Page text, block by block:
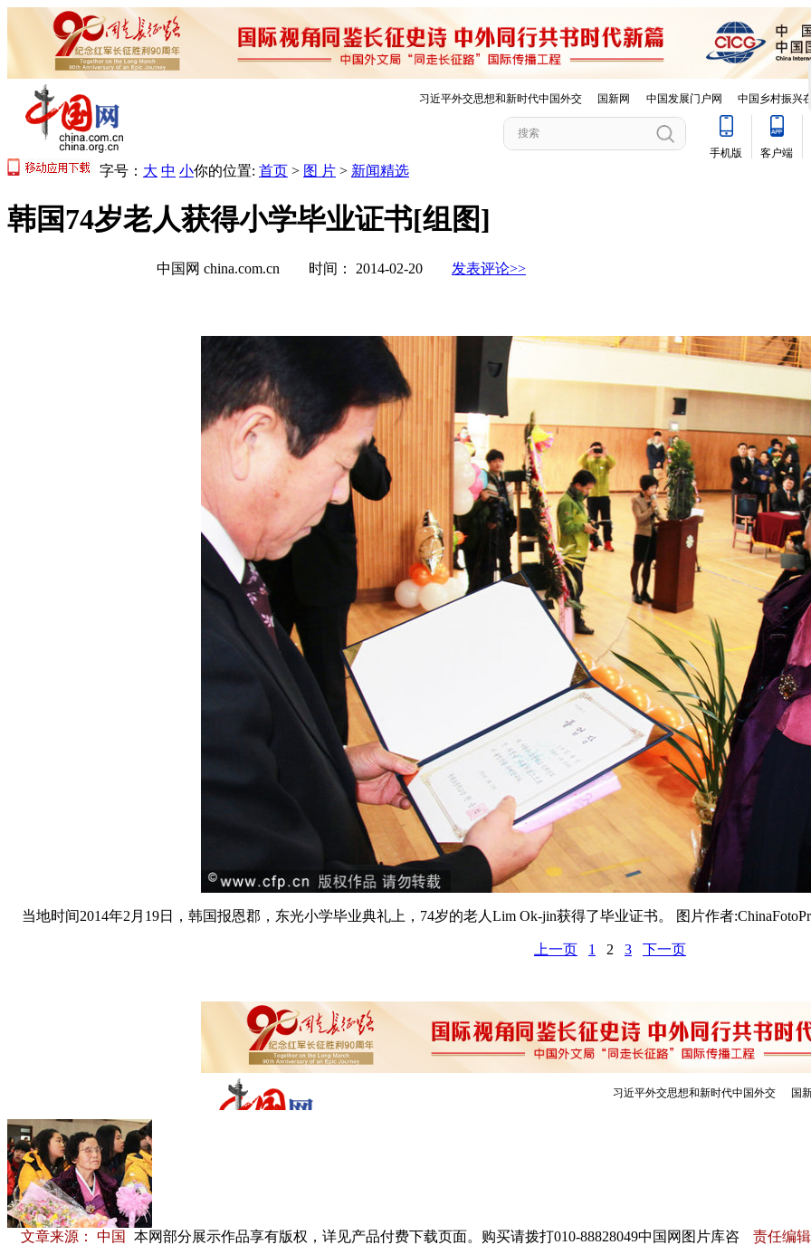
字号： 大 中 小你的位置: 首页 > 图 片 > 新闻精选
韩国74岁老人获得小学毕业证书[组图]
中国网 china.com.cn 时间： 2014-02-20 发表评论>>
当地时间2014年2月19日，韩国报恩郡，东光小学毕业典礼上，74岁的老人Lim Ok-jin获得了毕业证书。 图片作者
上一页 1 2 3 下一页
文章来源： 中国
本网部分展示作品享有版权，详见产品付费下载页面。购买请拨打010-88828049中国网图片库咨
责任编